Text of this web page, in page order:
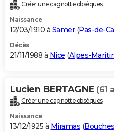
Créer une cagnotte obsèques
Naissance
12/03/1910 à Samer(Pas-de-
Décès
21/11/1988 à Nice (Alpes-
Lucien BERTAGNE (61
Créer une cagnotte obsèques
Naissance
13/12/1925 à Miramas (